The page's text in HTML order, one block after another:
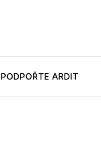
PODPOŘTE ARDIT